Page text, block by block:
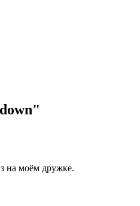
на моём дружке.